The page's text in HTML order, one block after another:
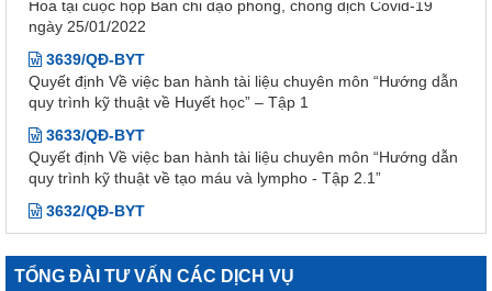
ngày 25/01/2022
Quyết định Về việc ban hành tài liệu chuyên môn “Hướng dẫn
quy trình kỹ thuật về Huyết học” – Tập 1
Quyết định Về việc ban hành tài liệu chuyên môn “Hướng dẫn
quy trình kỹ thuật về tạo máu và lympho - Tập 2.1”
Quyết định Về việc ban hành tài liệu chuyên môn “Hướng dẫn
quy trình kỹ thuật về tạo máu và lympho - Tập 1.1”
3634/QĐ-BYT
TỔNG ĐÀI TƯ VẤN CÁC DỊCH VỤ